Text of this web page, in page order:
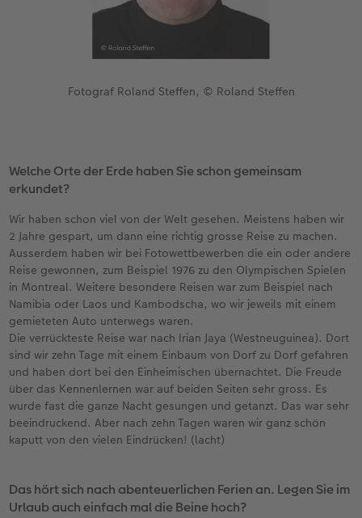
Fotograf Roland Steffen, © Roland Steffen
Welche Orte der Erde haben Sie schon gemeinsam
erkundet?
Wir haben schon viel von der Welt gesehen. Meistens haben wir
2 Jahre gespart, um dann eine richtig grosse Reise zu machen.
Ausserdem haben wir bei Fotowettbewerben die ein oder andere
Reise gewonnen, zum Beispiel 1976 zu den Olympischen Spielen
in Montreal. Weitere besondere Reisen war zum Beispiel nach
Namibia oder Laos und Kambodscha, wo wir jeweils mit einem
gemieteten Auto unterwegs waren.
Die verrückteste Reise war nach Irian Jaya (Westneuguinea). Dort
sind wir zehn Tage mit einem Einbaum von Dorf zu Dorf gefahren
und haben dort bei den Einheimischen übernachtet. Die Freude
über das Kennenlernen war auf beiden Seiten sehr gross. Es
wurde fast die ganze Nacht gesungen und getanzt. Das war sehr
beeindruckend. Aber nach zehn Tagen waren wir ganz schön
kaputt von den vielen Eindrücken! (lacht)
Das hört sich nach abenteuerlichen Ferien an. Legen Sie im
Urlaub auch einfach mal die Beine hoch?